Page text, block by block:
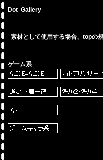
Dot Gallery
素材として使用する場合、topの
ゲーム系